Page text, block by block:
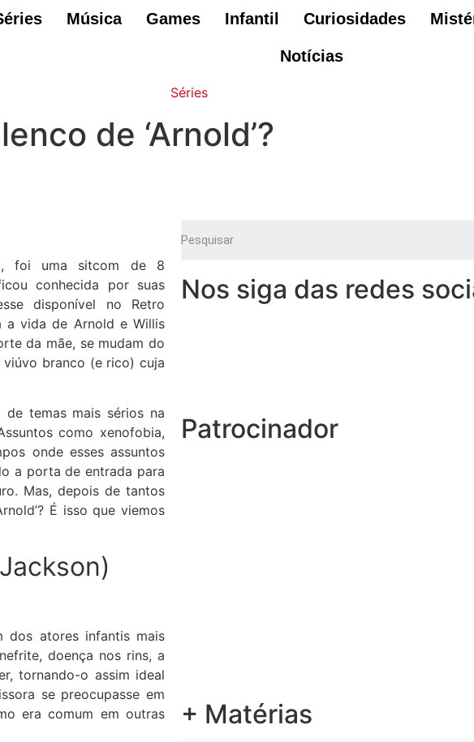
Música Games Infantil Curiosidades
Notícias
Séries
de ‘Arnold’?
foi uma sitcom de 8
conhecida por suas
disponível no Retro
a vida de Arnold e Willis
da mãe, se mudam do
viúvo branco (e rico) cuja
de temas mais sérios na
como xenofobia,
onde esses assuntos
a porta de entrada para
Mas, depois de tantos
É isso que viemos
dos atores infantis mais
doença nos rins, a
tornando-o assim ideal
se preocupasse em
era comum em outras
Nos siga das redes
Patrocinador
+ Matérias